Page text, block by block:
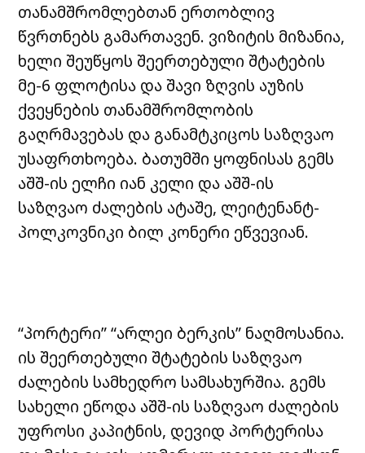
თანამშრომლებთან ერთობლივ
წვრთნებს გამართავენ. ვიზიტის მიზანია,
ხელი შეუწყოს შეერთებული შტატების
მე-6 ფლოტისა და შავი ზღვის აუზის
ქვეყნების თანამშრომლობის
გაღრმავებას და განამტკიცოს საზღვაო
უსაფრთხოება. ბათუმში ყოფნისას გემს
აშშ-ის ელჩი იან კელი და აშშ-ის
საზღვაო ძალების ატაშე, ლეიტენანტ-
პოლკოვნიკი ბილ კონერი ეწვევიან.
“პორტერი” “არლეი ბერკის” ნაღმოსანია.
ის შეერთებული შტატების საზღვაო
ძალების სამხედრო სამსახურშია. გემს
სახელი ეწოდა აშშ-ის საზღვაო ძალების
უფროსი კაპიტნის, დევიდ პორტერისა